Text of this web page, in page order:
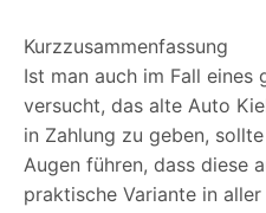
Kurzzusammenfassung
Ist man auch im Fall eines
versucht, das alte Auto
in Zahlung zu geben,
Augen führen, dass diese
praktische Variante in